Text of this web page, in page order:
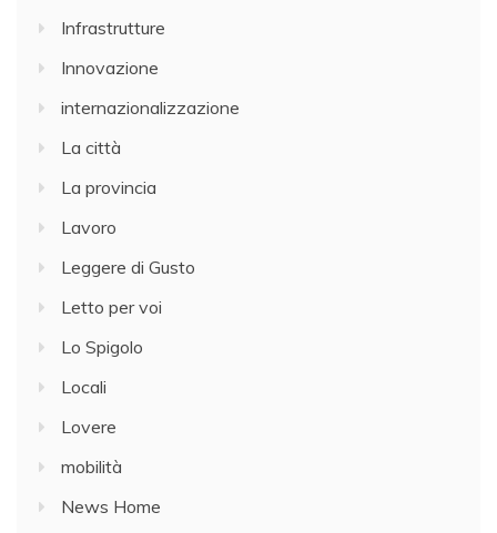
Infrastrutture
Innovazione
internazionalizzazione
La città
La provincia
Lavoro
Leggere di Gusto
Letto per voi
Lo Spigolo
Locali
Lovere
mobilità
News Home